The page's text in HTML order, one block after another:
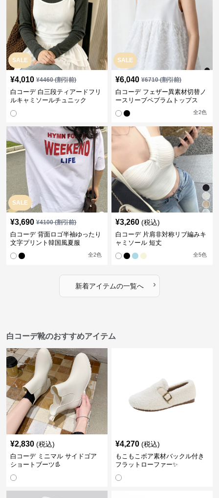
SALE
¥4,010 ¥4460(割引前)
白コーデ 白三段ティアードフリ
ルキャミソールチュニック
SALE
¥6,040 ¥6710(割引前)
白コーデ フェザー異素材切替ノ
ースリーブペプラムトップス
全2色
SALE
¥3,690 ¥4100(割引前)
白コーデ 背面ロゴ半袖ゆったり
文字プリント韓国風夏服
全2色
¥3,260 (税込)
白コーデ 片肩非対称リブ編みキ
ャミソール 短丈
全5色
新着アイテムの一覧へ ›
白コーデ靴のおすすめアイテム
¥2,830 (税込)
白コーデ ミニマル サイドゴア
ショートブーツ👢
¥4,270 (税込)
もこもこボア素材バックル付き
フラットローファー✨